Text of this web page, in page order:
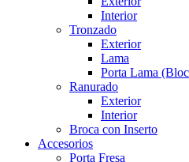
Interior
Tronzado
Exterior
Lama
Porta Lama
Ranurado
Exterior
Interior
Broca con Inserto
Accesorios
Porta Fresa